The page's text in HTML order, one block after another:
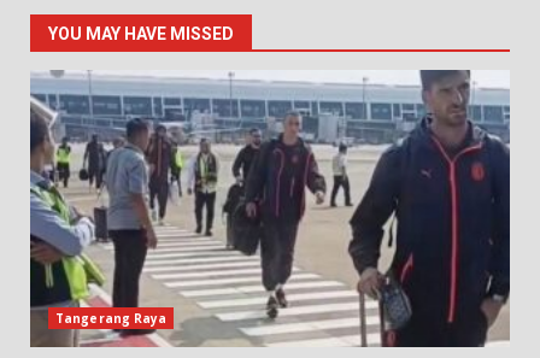
YOU MAY HAVE MISSED
Tangerang Raya